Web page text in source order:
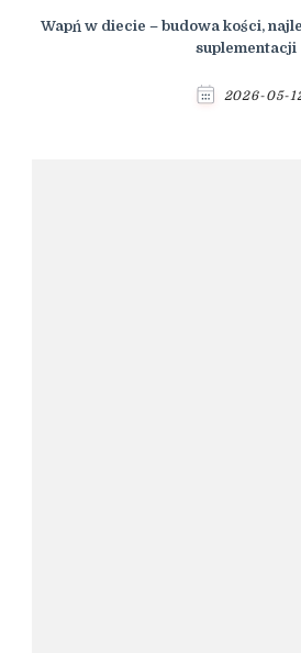
Wapń w diecie – budowa kości,
suplementacji
2026-05-